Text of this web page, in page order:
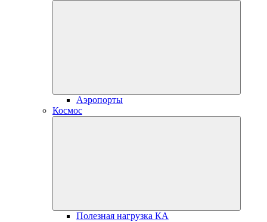
Аэропорты
Космос
Полезная нагрузка КА